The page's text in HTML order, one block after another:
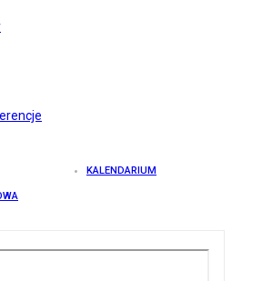
KALENDARIUM